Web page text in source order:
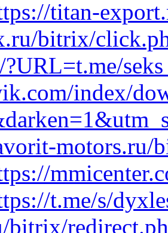
titan-
bitrix/
index/
motors.ru/
t.me/s/
bitrix/